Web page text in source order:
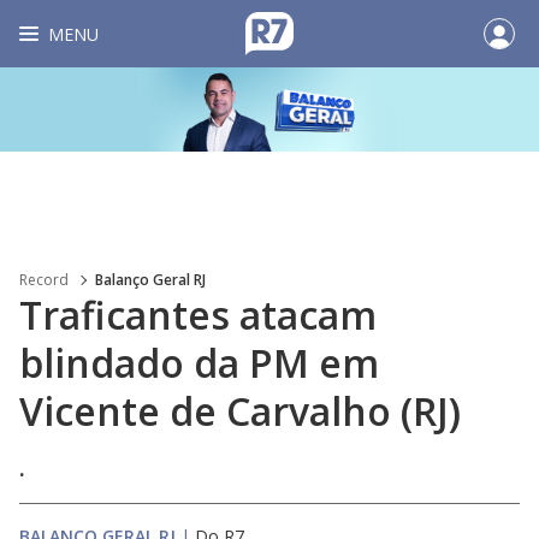
MENU
Record Balanço Geral RJ
Traficantes atacam
blindado da PM em
Vicente de Carvalho (RJ)
.